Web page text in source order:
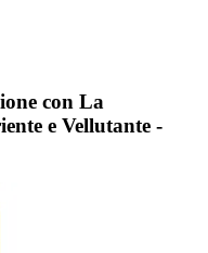
con La
e Vellutante -